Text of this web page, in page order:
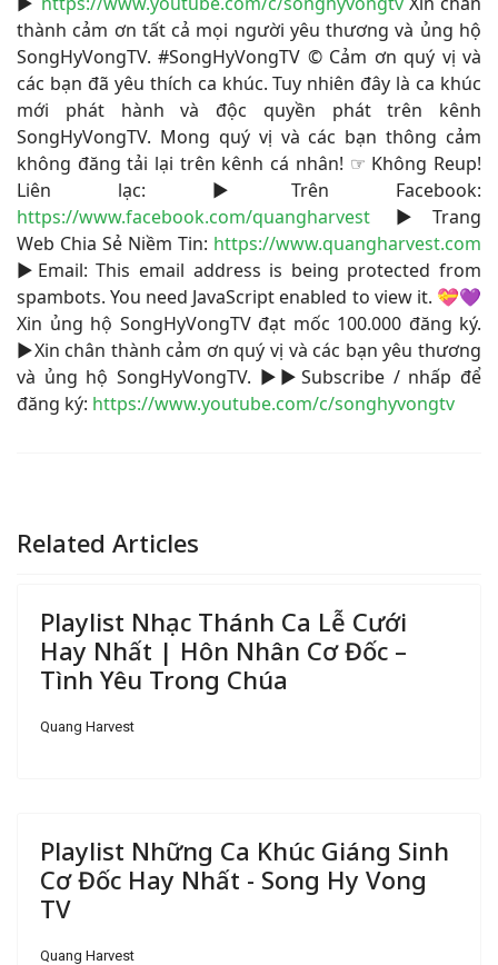
thành cảm ơn tất cả mọi người yêu thương và ủng hộ
SongHyVongTV. #SongHyVongTV​ © Cảm ơn quý vị và
các bạn đã yêu thích ca khúc. Tuy nhiên đây là ca khúc
mới phát hành và độc quyền phát trên kênh
SongHyVongTV. Mong quý vị và các bạn thông cảm
không đăng tải lại trên kênh cá nhân! ☞ Không Reup!
Liên lạc: ▶Trên Facebook:
https://www.facebook.com/quangharvest ▶Trang
Web Chia Sẻ Niềm Tin: https://www.quangharvest.com
▶Email:This email address is being protected from
spambots. You need JavaScript enabled to view it. 💝💜
Xin ủng hộ SongHyVongTV đạt mốc 100.000 đăng ký.
▶Xin chân thành cảm ơn quý vị và các bạn yêu thương
và ủng hộ SongHyVongTV. ▶▶Subscribe / nhấp để
đăng ký: https://www.youtube.com/c/songhyvongtv
Related Articles
Playlist Nhạc Thánh Ca Lễ Cưới
Hay Nhất | Hôn Nhân Cơ Đốc –
Tình Yêu Trong Chúa
Quang Harvest
Playlist Những Ca Khúc Giáng Sinh
Cơ Đốc Hay Nhất - Song Hy Vong
TV
Quang Harvest